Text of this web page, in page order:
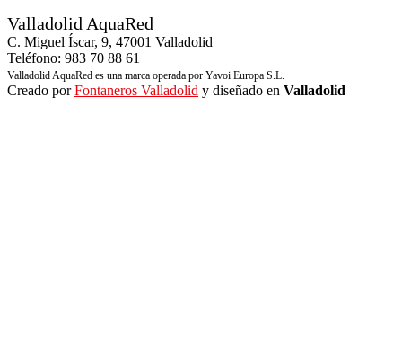
Valladolid AquaRed
C. Miguel Íscar, 9, 47001 Valladolid
Teléfono: 983 70 88 61
Valladolid AquaRed es una marca operada por Yavoi Europa S.L.
Creado porFontaneros Valladolid y diseñado en Valladolid